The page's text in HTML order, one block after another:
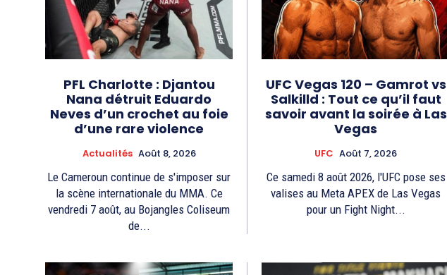
PFL Charlotte : Djantou
Nana détruit Eduardo
Neves d’un crochet au foie
d’une rare violence
Actualités Août 8, 2026
Le Cameroun continue de s'imposer sur
la scène internationale du MMA. Ce
vendredi 7 août, au Bojangles Coliseum
de...
UFC Vegas 120 – Gamrot vs
Salkilld : Tout ce qu’il faut
savoir avant la soirée à Las
Vegas
UFC Août 7, 2026
Ce samedi 8 août 2026, l'UFC pose ses
valises au Meta APEX de Las Vegas
pour un Fight Night...